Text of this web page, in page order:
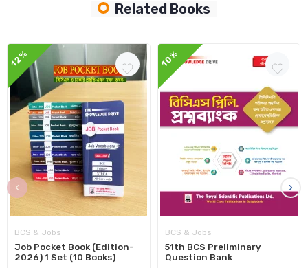
Related Books
12%
BCS & Jobs
Job Pocket Book (Edition-
2026) 1 Set (10 Books)
10%
BCS & Jobs
51th BCS Preliminary
Question Bank
‹ ›